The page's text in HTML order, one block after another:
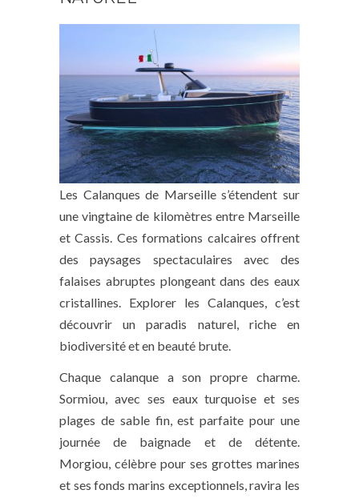
Les Calanques de Marseille s’étendent sur
une vingtaine de kilomètres entre Marseille
et Cassis. Ces formations calcaires offrent
des paysages spectaculaires avec des
falaises abruptes plongeant dans des eaux
cristallines. Explorer les Calanques, c’est
découvrir un paradis naturel, riche en
biodiversité et en beauté brute.
Chaque calanque a son propre charme.
Sormiou, avec ses eaux turquoise et ses
plages de sable fin, est parfaite pour une
journée de baignade et de détente.
Morgiou, célèbre pour ses grottes marines
et ses fonds marins exceptionnels, ravira les